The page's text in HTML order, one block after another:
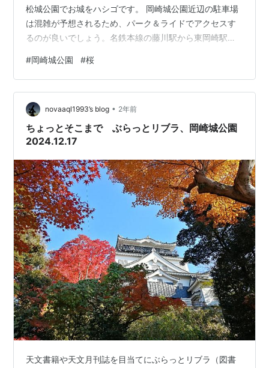
松城公園でお城をハシゴです。 岡崎城公園近辺の駐車場
は混雑が予想されるため、パーク＆ライドでアクセスす
るのが良いでしょう。名鉄本線の藤川駅から東岡崎駅
かけ離れるほどに開発されました。かろうじてバスター
ミナルには面影があったのですが、それもそろそろなく
なりそうです。都市開発というのは良き思い出を葬る所
業とも言えます。まあ出て行った人の思い出より、今住
んでいる人の幸福の追求が当然大切なので致し方なしで
す。 大規模工事がされていました 東岡崎…
#岡崎城公園 #桜
novaaql1993’s blog • 2年前
ちょっとそこまで ぶらっとリブラ、岡崎城公園
2024.12.17
天文書籍や天文月刊誌を目当てにぶらっとリブラ（図書